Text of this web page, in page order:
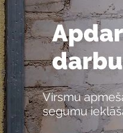
Virsmu
segumu